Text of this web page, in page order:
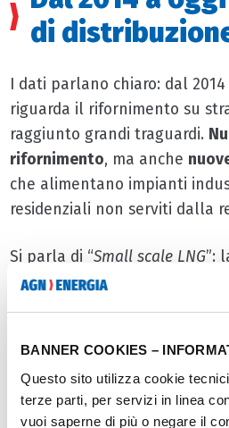
BANNER COOKIES –
Questo sito utilizza cookie
terze parti, per servizi in linea
vuoi saperne di più o negare il
di
I dati parlano chiaro: dal
riguarda il rifornimento su
raggiunto grandi traguardi.
rifornimento, ma anche
che alimentano impianti
residenziali non serviti dalla
Si parla di “Small scale LNG”:
rete sempre più radicata di
dell’approvvigionamento
pieno rispetto degli standard